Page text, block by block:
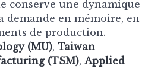
conserve une dynamique
demande en mémoire, en
de production.
(MU), Taiwan
(TSM), Applied